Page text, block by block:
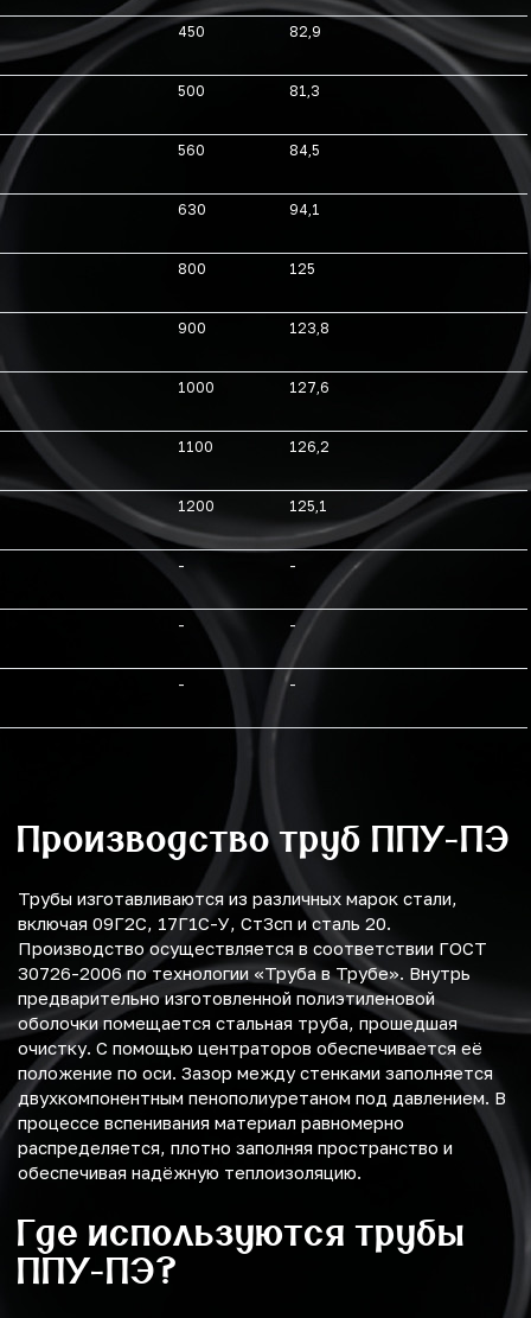
450 82,9
500 81,3
560 84,5
630 94,1
800 125
900 123,8
1000 127,6
1100 126,2
1200 125,1
- -
- -
- -
Производство труб ППУ-ПЭ
Трубы изготавливаются из различных марок стали,
включая 09Г2С, 17Г1С-У, Ст3сп и сталь 20.
Производство осуществляется в соответствии ГОСТ
30726-2006 по технологии «Труба в Трубе». Внутрь
предварительно изготовленной полиэтиленовой
оболочки помещается стальная труба, прошедшая
очистку. С помощью центраторов обеспечивается её
положение по оси. Зазор между стенками заполняется
двухкомпонентным пенополиуретаном под давлением. В
процессе вспенивания материал равномерно
распределяется, плотно заполняя пространство и
обеспечивая надёжную теплоизоляцию.
Где используются трубы
ППУ-ПЭ?